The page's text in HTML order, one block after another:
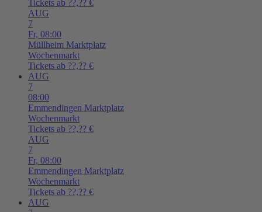
Tickets ab ??,?? €
AUG
7
Fr, 08:00
Müllheim Marktplatz
Wochenmarkt
Tickets ab ??,?? €
AUG
7
08:00
Emmendingen Marktplatz
Wochenmarkt
Tickets ab ??,?? €
AUG
7
Fr, 08:00
Emmendingen Marktplatz
Wochenmarkt
Tickets ab ??,?? €
AUG